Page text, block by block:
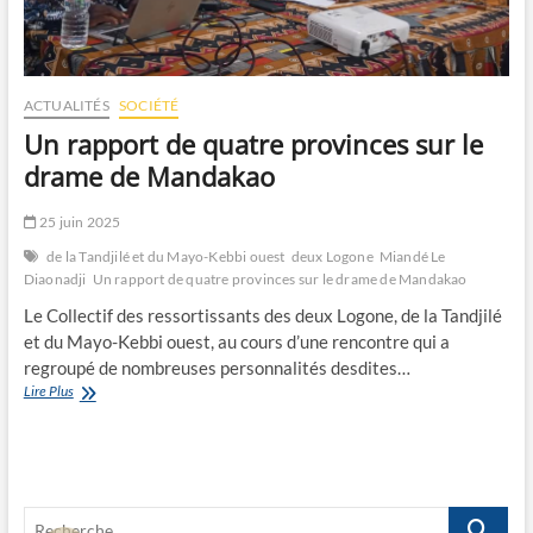
ACTUALITÉS SOCIÉTÉ
Un rapport de quatre provinces sur le
drame de Mandakao
25 juin 2025
de la Tandjilé et du Mayo-Kebbi ouest deux Logone Miandé Le
Diaonadji Un rapport de quatre provinces sur le drame de Mandakao
Le Collectif des ressortissants des deux Logone, de la Tandjilé
et du Mayo-Kebbi ouest, au cours d’une rencontre qui a
regroupé de nombreuses personnalités desdites…
Lire PlusUn
Recherche